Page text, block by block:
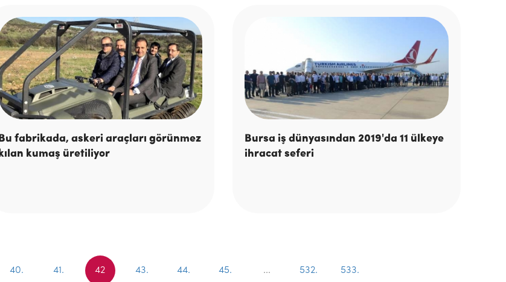
Bu fabrikada, askeri araçları görünmez
kılan kumaş üretiliyor
Bursa iş dünyasından 2019'da 11 ülkeye
ihracat seferi
40. 41. 42 43. 44. 45. ... 532. 533.